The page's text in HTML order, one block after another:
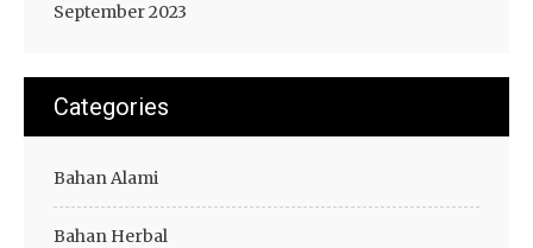
September 2023
Categories
Bahan Alami
Bahan Herbal